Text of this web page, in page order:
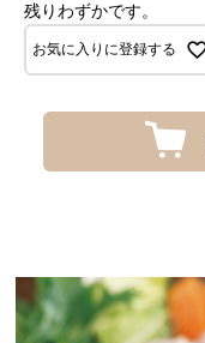
残りわずかです。
お気に入りに登録する